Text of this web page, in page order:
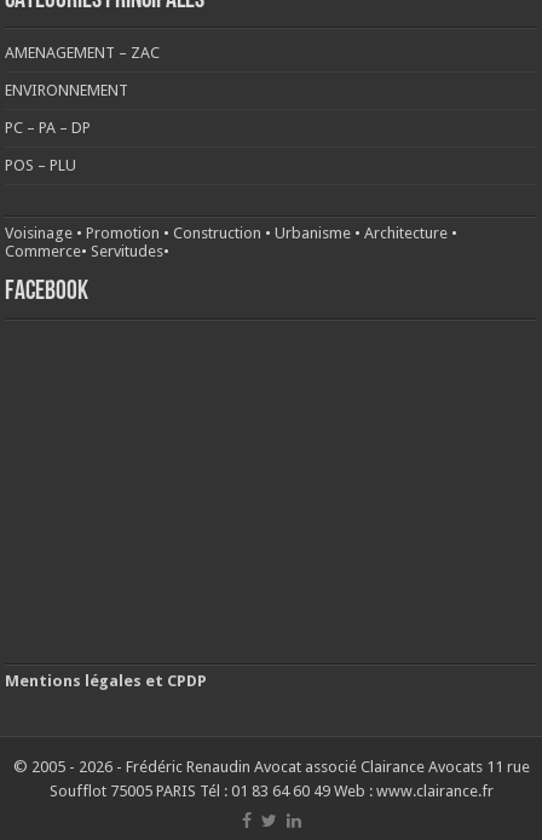
AMENAGEMENT – ZAC
ENVIRONNEMENT
PC – PA – DP
POS – PLU
Voisinage •Promotion •Construction •Urbanisme •Architecture •
Commerce• Servitudes•
FACEBOOK
Mentions légales et CPDP
© 2005 - 2026 - Frédéric Renaudin Avocat associé Clairance Avocats 11 rue
Soufflot 75005 PARIS Tél : 01 83 64 60 49 Web : www.clairance.fr